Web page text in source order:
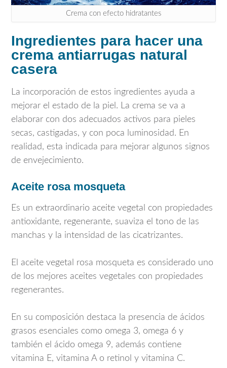
Crema con efecto hidratantes
Ingredientes para hacer una
crema antiarrugas natural
casera
La incorporación de estos ingredientes ayuda a
mejorar el estado de la piel. La crema se va a
elaborar con dos adecuados activos para pieles
secas, castigadas, y con poca luminosidad. En
realidad, esta indicada para mejorar algunos signos
de envejecimiento.
Aceite rosa mosqueta
Es un extraordinario aceite vegetal con propiedades
antioxidante, regenerante, suaviza el tono de las
manchas y la intensidad de las cicatrizantes.
El aceite vegetal rosa mosqueta es considerado uno
de los mejores aceites vegetales con propiedades
regenerantes.
En su composición destaca la presencia de ácidos
grasos esenciales como omega 3, omega 6 y
también el ácido omega 9, además contiene
vitamina E, vitamina A o retinol y vitamina C.